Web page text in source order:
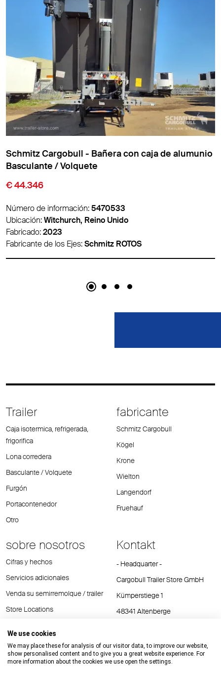
Meierling - Bañera con caja de alumunio
Basculante / Volquete
€ 6.900
Número de información:5488786
Ubicación:Panevėžys, Lituania
Fabricado:2012
Fabricante de los Ejes:BPW
Trailer
Caja isotermica, refrigerada,
frigorifica
Lona corredera
Basculante / Volquete
Furgón
Portacontenedor
Otro
fabricante
Schmitz Cargobull
Kögel
Krone
Wielton
Langendorf
Fruehauf
sobre nosotros
Cifras y hechos
Servicios adicionales
Venda su semirremolque / trailer
Store Locations
Kontakt
- Headquarter -
Cargobull Trailer Store GmbH
Kümperstiege 1
48341 Altenberge
E-Mail:cts@cargobull.com
We use cookies
We may place these for analysis of our visitor data, to improve our website,
show personalised content and to give you a great website experience. For
more information about the cookies we use open the settings.